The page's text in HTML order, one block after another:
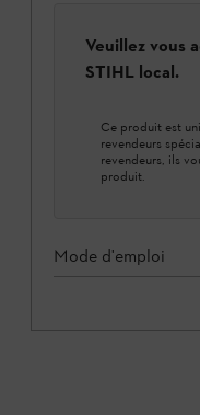
Veuillez vous
STIHL local.
Ce produit est
revendeurs
revendeurs, ils
produit.
Mode d'emploi